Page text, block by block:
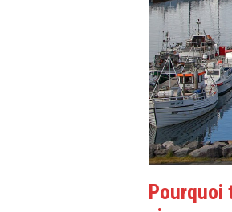
Pourquoi